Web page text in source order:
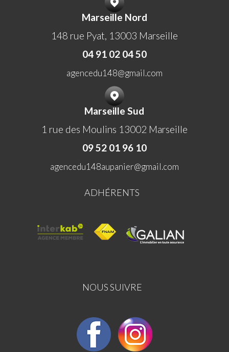
Marseille Nord
148 rue Pyat, 13003 Marseille
04 91 02 04 50
agencedu148@gmail.com
Marseille Sud
1 rue des Moulins 13002 Marseille
09 52 01 96 10
agencedu148aupanier@gmail.com
ADHÉRENTS
NOUS SUIVRE